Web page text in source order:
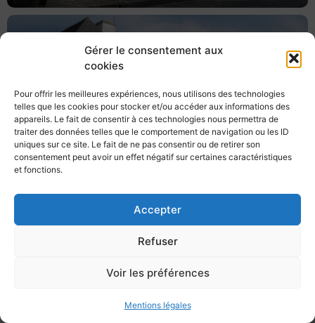
Gérer le consentement aux
cookies
Pour offrir les meilleures expériences, nous utilisons des technologies
telles que les cookies pour stocker et/ou accéder aux informations des
appareils. Le fait de consentir à ces technologies nous permettra de
traiter des données telles que le comportement de navigation ou les ID
uniques sur ce site. Le fait de ne pas consentir ou de retirer son
consentement peut avoir un effet négatif sur certaines caractéristiques
et fonctions.
Accepter
Refuser
Voir les préférences
Mentions légales